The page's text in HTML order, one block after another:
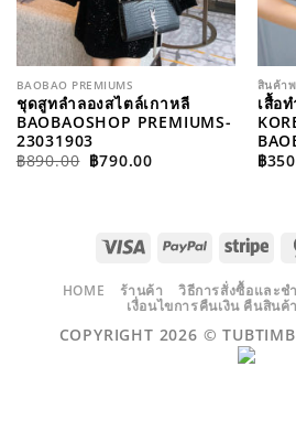
BAOBAO PREMIUMS
ชุดสูทลำลองสไตล์เกาหลี
BAOBAOSHOP PREMIUMS-
23031903
฿890.00 ORIGINAL
PRICE
฿790.00CURRENT
สินค้า
เสื้อ
฿
VISA PAYPAL
HOME ร้านค้า วิธีการสั่งซื้อและช
เงื่อนไขการคืนเงิน คืนสินค้า
COPYRIGHT 2026 ©